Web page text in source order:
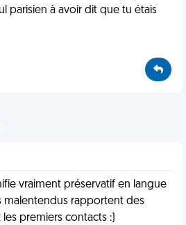
parisien à avoir dit que tu étais
vraiment préservatif en langue
malentendus rapportent des
premiers contacts :)